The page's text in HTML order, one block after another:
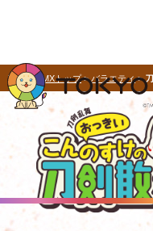
TOKYO MXトップ>バラエティ>